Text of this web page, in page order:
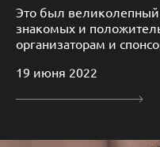
Это был
знакомых и
организаторам и
19 июня 2022